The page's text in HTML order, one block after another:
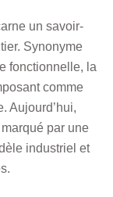
un savoir-
Synonyme
fonctionnelle, la
comme
Aujourd’hui,
par une
industriel et